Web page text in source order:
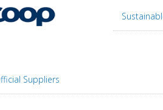
Suppliers